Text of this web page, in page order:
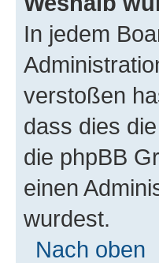
In jedem
verstoßen
dass dies
die phpBB
einen
wurdest.
Nach oben